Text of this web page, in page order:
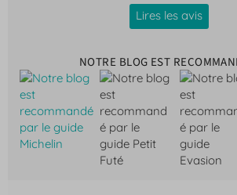
Lires les avis
NOTRE BLOG EST